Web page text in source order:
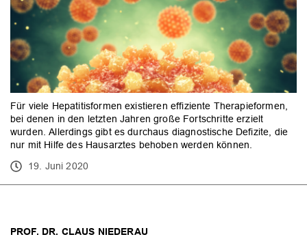
PROF. DR. CLAUS NIEDERAU
Für viele Hepatitisformen existieren effiziente Therapieformen,
bei denen in den letzten Jahren große Fortschritte erzielt
wurden. Allerdings gibt es durchaus diagnostische Defizite, die
nur mit Hilfe des Hausarztes behoben werden können.
19. Juni 2020